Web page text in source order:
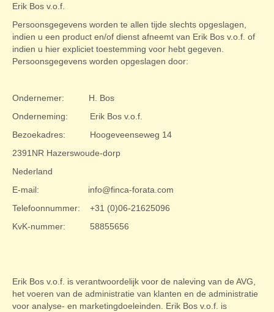
Erik Bos v.o.f.
Persoonsgegevens worden te allen tijde slechts opgeslagen,
indien u een product en/of dienst afneemt van Erik Bos v.o.f. of
indien u hier expliciet toestemming voor hebt gegeven.
Persoonsgegevens worden opgeslagen door:
Ondernemer: H. Bos
Onderneming: Erik Bos v.o.f.
Bezoekadres: Hoogeveenseweg 14
2391NR Hazerswoude-dorp
Nederland
E-mail: info@finca-forata.com
Telefoonnummer: +31 (0)06-21625096
KvK-nummer: 58855656
Erik Bos v.o.f. is verantwoordelijk voor de naleving van de AVG,
het voeren van de administratie van klanten en de administratie
voor analyse- en marketingdoeleinden. Erik Bos v.o.f. is